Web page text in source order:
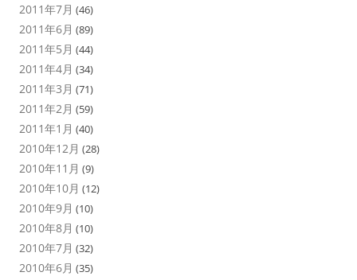
2011年7月 (46)
2011年6月 (89)
2011年5月 (44)
2011年4月 (34)
2011年3月 (71)
2011年2月 (59)
2011年1月 (40)
2010年12月 (28)
2010年11月 (9)
2010年10月 (12)
2010年9月 (10)
2010年8月 (10)
2010年7月 (32)
2010年6月 (35)